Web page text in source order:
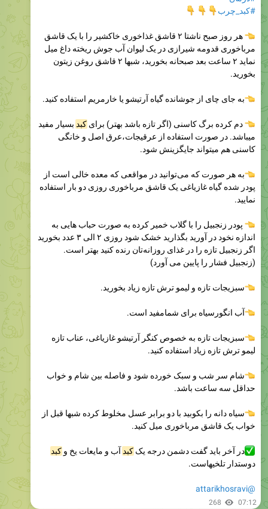
#کبد_چرب
هر روز صبح ناشتا ۲ قاشق غذاخوری خاکشیر را با یک قاشق
مرباخوری قدومه شیرازی در یک لیوان آب جوش ریخته داغ میل
نماید ۲ ساعت بعد صبحانه بخورید، شبها ۲ قاشق روغن زیتون
بخورید.
به جای چای از جوشانده گیاه آرتیشو یا خارمریم استفاده کنید.
دم کرده برگ کاسنی (اگر تازه باشد بهتر) برایکبد بسیار مفید
میباشد. در صورت استفاده از عرقیجات،عرق اصل و خانگی
کاسنی هم میتواند جایگزینش شود.
به هر صورت که می‌توانید در مواقعی که معده خالی است از
پودر شده گیاه غازیاغی یک قاشق مرباخوری روزی دو بار استفاده
نمایید.
پودر زنجبیل را با گلاب خمیر کرده به صورت حباب هایی به
اندازه نخود در آورید بگذارید خشک شود روزی ۲ الی ۳ عدد بخورید
اگر زنجبیل تازه را در غذای روزانه‌تان رنده کنید بهتر است.
(زنجبیل فشار را پایین می آورد)
سبزیجات تازه و لیمو ترش تازه زیاد بخورید.
آب انگورسیاه برای شمامفید است.
سبزیجات تازه به خصوص کنگر آرتیشو غازیاغی، عناب تازه
لیمو ترش تازه زیاد استفاده کنید.
شام سر شب و سبک خورده شود و فاصله بین شام و خواب
حداقل سه ساعت باشد.
سیاه دانه را بکوبید با دو برابر عسل مخلوط کرده شبها قبل از
خواب یک قاشق مرباخوری میل کنید.
در آخر باید گفت دشمن درجه یککبد آب و مایعات یخ وکبد
دوستدار تلخیهاست.
@attarikhosravi
268 07:12